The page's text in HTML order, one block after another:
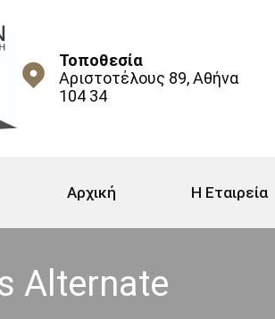
Τοποθεσία
Αριστοτέλους 89, Αθήνα
104 34
Αρχική Η Εταιρεία
Alternate